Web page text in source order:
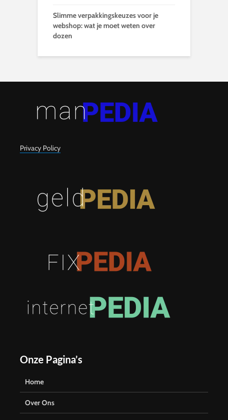
Slimme verpakkingskeuzes voor je
webshop: wat je moet weten over
dozen
Privacy Policy
Onze Pagina’s
Home
Over Ons